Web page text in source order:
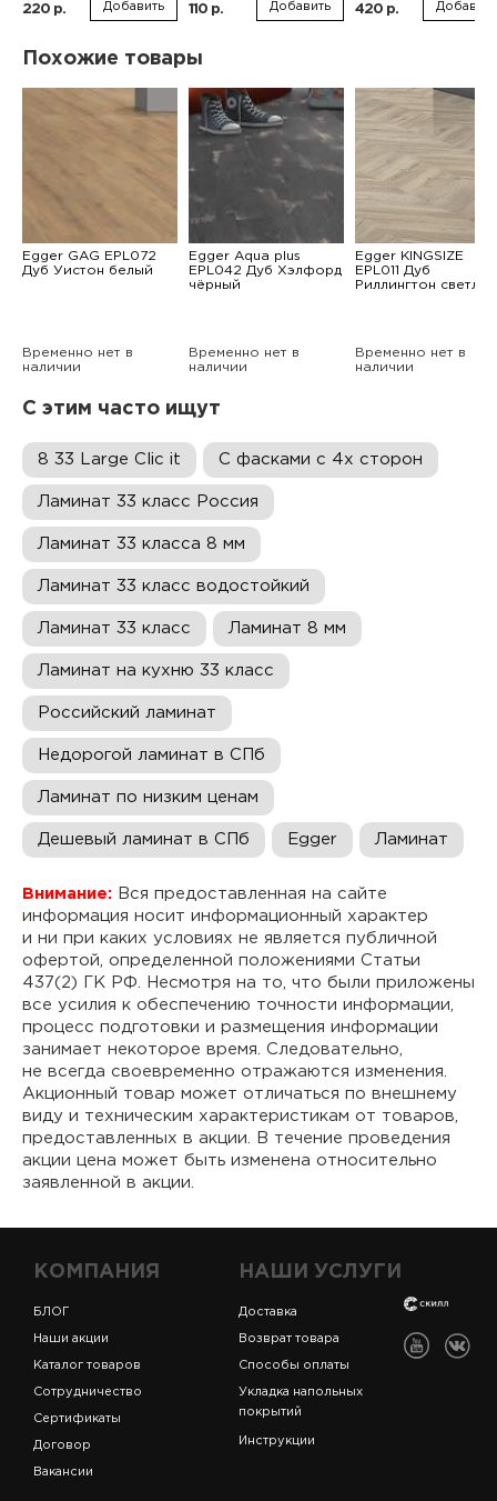
220 р. Добавить 110 р. Добавить 420 р. Добавить
Похожие товары
Egger GAG EPL072
Дуб Уистон белый
Временно нет в
наличии
Egger Aqua plus
EPL042 Дуб Хэлфорд
чёрный
Временно нет в
наличии
Egger KINGSIZE
EPL011 Дуб
Риллингтон светлый
Временно нет в
наличии
С этим часто ищут
8 33 Large Clic it С фасками с 4х сторон
Ламинат 33 класс Россия
Ламинат 33 класса 8 мм
Ламинат 33 класс водостойкий
Ламинат 33 класс Ламинат 8 мм
Ламинат на кухню 33 класс
Российский ламинат
Недорогой ламинат в СПб
Ламинат по низким ценам
Дешевый ламинат в СПб Egger Ламинат
Внимание: Вся предоставленная на сайте
информация носит информационный характер
и ни при каких условиях не является публичной
офертой, определенной положениями Статьи
437(2) ГК РФ. Несмотря на то, что были приложены
все усилия к обеспечению точности информации,
процесс подготовки и размещения информации
занимает некоторое время. Следовательно,
не всегда своевременно отражаются изменения.
Акционный товар может отличаться по внешнему
виду и техническим характеристикам от товаров,
предоставленных в акции. В течение проведения
акции цена может быть изменена относительно
заявленной в акции.
КОМПАНИЯ
БЛОГ
Наши акции
Каталог товаров
Сотрудничество
Сертификаты
Договор
Вакансии
НАШИ УСЛУГИ
Доставка
Возврат товара
Способы оплаты
Укладка напольных
покрытий
Инструкции